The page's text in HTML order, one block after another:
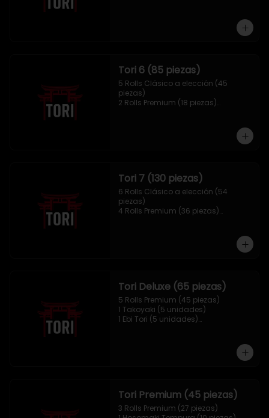
Tori 6 (85 piezas)
5 Rolls Clásico a elección (45
piezas)
2 Rolls Premium (18 piezas)
Tori 7 (130 piezas)
6 Rolls Clásico a elección (54
piezas)
4 Rolls Premium (36 piezas)
Tori Deluxe (65 piezas)
5 Rolls Premium (45 piezas)
1 Takoyaki (5 unidades)
1 Ebi Tori (5 unidades)
Tori Premium (45 piezas)
3 Rolls Premium (27 piezas)